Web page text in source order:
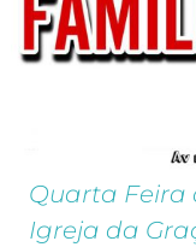
Quarta Feira
Igreja da